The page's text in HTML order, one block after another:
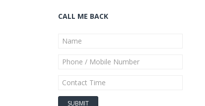
CALL ME BACK